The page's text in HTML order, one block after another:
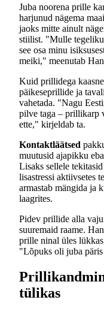
Juba noorena prille
harjunud nägema
jaoks mitte ainult
stiilist. "Mulle
see osa minu
meiki," meenutab
Kuid prillidega
päikeseprillide ja
vahetada. "Nagu
pilve taga – prillikarp
ette," kirjeldab ta.
Kontaktläätsed
muutusid ajapikku
Lisaks sellele
lisastressi aktiivsetes
armastab mängida ja
laagrites.
Pidev prillide alla
suuremaid raame.
prille ninal üles
"Lõpuks oli juba päris
tülikas